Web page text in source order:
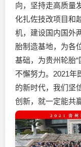
向，坚持走高质量
化扎佐技改项目和
机，建设国内国外
胎制造基地，为各
基础，为贵州轮胎
不懈努力。2021年
的新时代，我们坚
创新，就一定能共